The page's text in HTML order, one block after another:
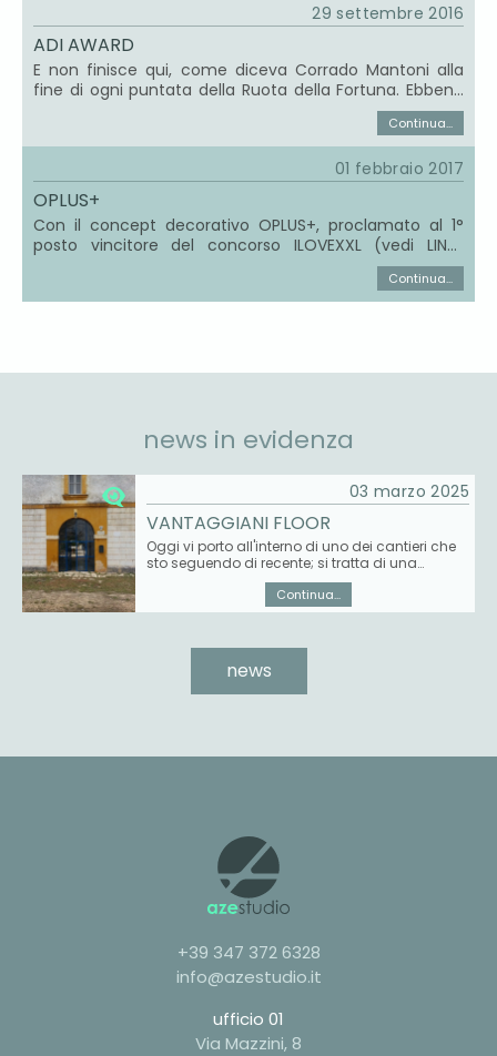
rappresentanza della sede Gamma Due, industria di
Sassuolo (MO) produttrice di gres porcellanato, ad
effettuare le ultime valutazioni prima dell...
29 settembre 2016
ADI AWARD
E non finisce qui, come diceva Corrado Mantoni alla
fine di ogni puntata della Ruota della Fortuna. Ebbene
sì, OPLUS+, la decorazione che ho disegnato per
Ornamenta® e che mi ha permesso di vincere al 1°
posto il concorso ILOVEXXL (vedi LINK) indetto da
Centro Edile Quartarella, dopo la pubblicazione su
LIVING del Corriere della Sera (vedi LINK), e dopo la
produzione delle prime campionature ...
Continua...
01 febbraio 2017
OPLUS+
Con il concept decorativo OPLUS+, proclamato al 1°
posto vincitore del concorso ILOVEXXL (vedi LINK)
indetto nel 2016 da Centro Edile Quartarella di Altamura
(TA) e da ORNAMENTA®, rappresentata da Davide
Tonelli, patron dell'azienda di Sassuolo (MO), ho
Continua...
news in evidenza
03 marzo 2025
VANTAGGIANI FLOOR
Oggi vi porto all'interno di uno dei cantieri che
sto seguendo di recente; si tratta di una
Continua...
news
+39 347 372 6328
info@azestudio.it
ufficio 01
Via Mazzini, 8